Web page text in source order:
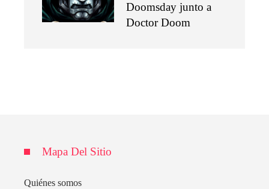
Doomsday junto a
Doctor Doom
Mapa Del Sitio
Quiénes somos